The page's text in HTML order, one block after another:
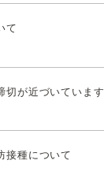
て
切が近づいています
接種について